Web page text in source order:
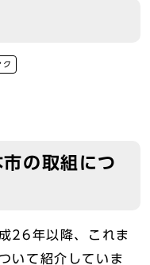
ク
の取組につ
26年以降、これま
いて紹介していま